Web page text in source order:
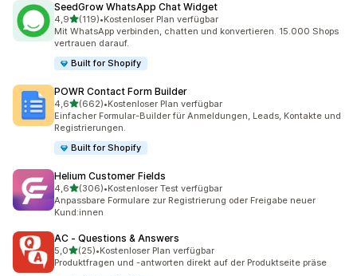
SeedGrow WhatsApp Chat Widget
4,9von 5 Sternen
(119)
119 Rezensionen insgesamt
•Kostenloser Plan verfügbar
Mit WhatsApp verbinden, chatten und konvertieren. 15.000 Shops
vertrauen darauf.
Built for Shopify
POWR Contact Form Builder
4,6von 5 Sternen
(662)
662 Rezensionen insgesamt
•Kostenloser Plan verfügbar
Einfacher Formular-Builder für Anmeldungen, Leads, Kontakte und
Registrierungen.
Built for Shopify
Helium Customer Fields
4,6von 5 Sternen
(306)
306 Rezensionen insgesamt
•Kostenloser Test verfügbar
Anpassbare Formulare zur Registrierung oder Freigabe neuer
Kund:innen
AC ‑ Questions & Answers
5,0von 5 Sternen
(25)
25 Rezensionen insgesamt
•Kostenloser Plan verfügbar
Produktfragen und -antworten direkt auf der Produktseite präse